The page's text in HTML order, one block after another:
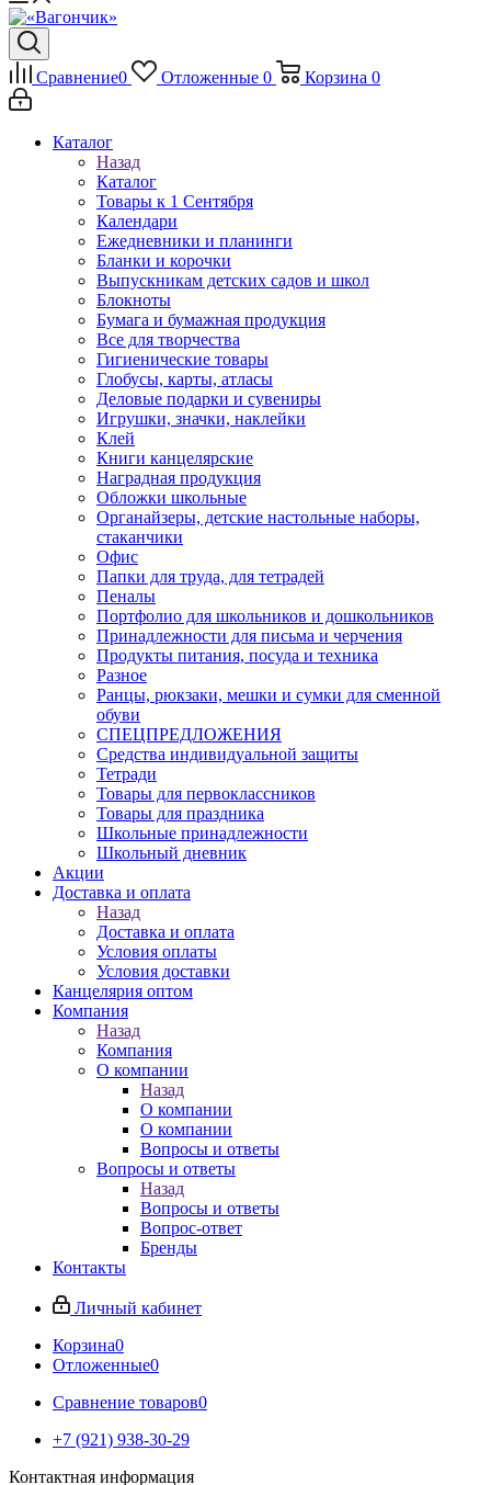
Сравнение0 Отложенные 0 Корзина 0
Каталог
Назад
Каталог
Товары к 1 Сентября
Календари
Ежедневники и планинги
Бланки и корочки
Выпускникам детских садов и школ
Блокноты
Бумага и бумажная продукция
Все для творчества
Гигиенические товары
Глобусы, карты, атласы
Деловые подарки и сувениры
Игрушки, значки, наклейки
Клей
Книги канцелярские
Наградная продукция
Обложки школьные
Органайзеры, детские настольные наборы,
стаканчики
Офис
Папки для труда, для тетрадей
Пеналы
Портфолио для школьников и дошкольников
Принадлежности для письма и черчения
Продукты питания, посуда и техника
Разное
Ранцы, рюкзаки, мешки и сумки для сменной
обуви
СПЕЦПРЕДЛОЖЕНИЯ
Средства индивидуальной защиты
Тетради
Товары для первоклассников
Товары для праздника
Школьные принадлежности
Школьный дневник
Акции
Доставка и оплата
Назад
Доставка и оплата
Условия оплаты
Условия доставки
Канцелярия оптом
Компания
Назад
Компания
О компании
Назад
О компании
О компании
Вопросы и ответы
Вопросы и ответы
Назад
Вопросы и ответы
Вопрос-ответ
Бренды
Контакты
Личный кабинет
Корзина0
Отложенные0
Сравнение товаров0
+7 (921) 938-30-29
Контактная информация